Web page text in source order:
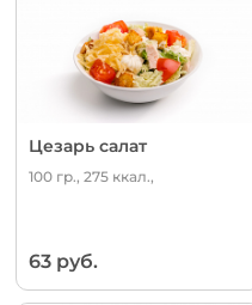
Цезарь салат
100 гр., 275 ккал.,
63 руб.